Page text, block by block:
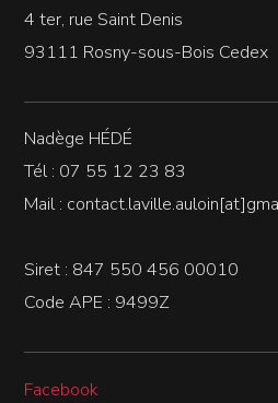
4 ter, rue Saint Denis
93111 Rosny-sous-Bois Cedex
Nadège HÉDÉ
Tél : 07 55 12 23 83
Mail :
Siret : 847 550 456 00010
Code APE : 9499Z
Facebook